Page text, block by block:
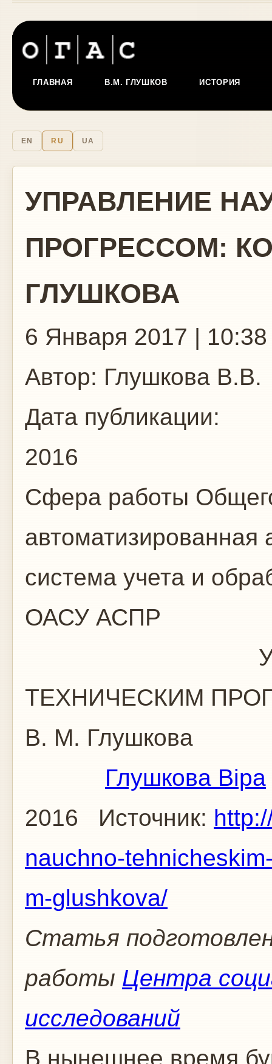
ГЛАВНАЯ В.М. ГЛУШКОВ ИСТОРИЯ
EN RU UA
УПРАВЛЕНИЕ
ПРОГРЕССОМ:
ГЛУШКОВА
6 Января 2017 | 10:38
Автор: Глушкова В.В.
Дата публикации:
2016
Сфера работы
автоматизированная
система учета и
ОАСУ АСПР
ТЕХНИЧЕСКИМ
В. М. Глушкова
Глушкова Віра
2016
Источник:
nauchno-
m-glushkova/
Статья
работы Центра
исследований
В нынешнее время